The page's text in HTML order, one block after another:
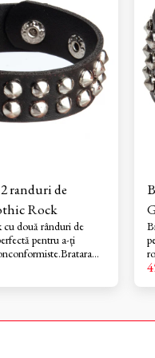
randuri de
Rock
cu două rânduri de
pentru a-ți
ecologica cu